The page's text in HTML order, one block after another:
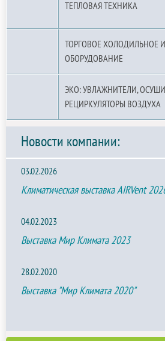
ТЕПЛОВАЯ ТЕХНИКА
ТОРГОВОЕ ХОЛОДИЛЬНОЕ
ОБОРУДОВАНИЕ
ЭКО: УВЛАЖНИТЕЛИ,
РЕЦИРКУЛЯТОРЫ ВОЗДУХА
Новости компании:
03.02.2026
Климатическая выставка AIRVent
04.02.2023
Выставка Мир Климата 2023
28.02.2020
Выставка "Мир Климата 2020"